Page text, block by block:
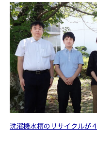
イクルに配慮した取り組み
洗濯機水槽のリサイクルが